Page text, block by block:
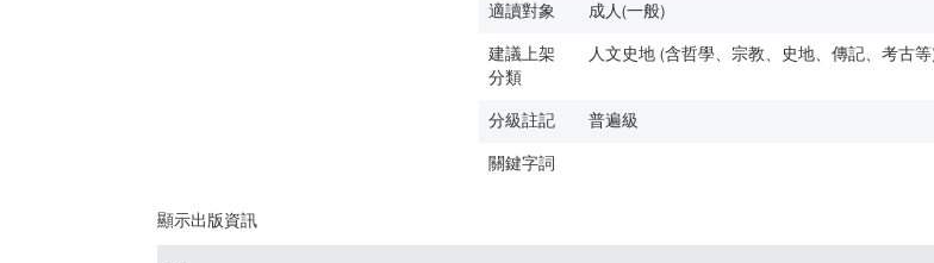
適讀對象 成人(一般)
建議上架
分類
人文史地 (含哲學、宗教、史地、傳記、考古等
分級註記 普遍級
關鍵字詞
顯示出版資訊